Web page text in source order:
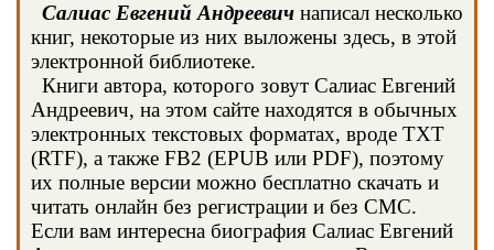
Салиас Евгений Андреевич написал несколько
книг, некоторые из них выложены здесь, в этой
электронной библиотеке.
Книги автора, которого зовут Салиас Евгений
Андреевич, на этом сайте находятся в обычных
электронных текстовых форматах, вроде TXT
(RTF), а также FB2 (EPUB или PDF), поэтому
их полные версии можно бесплатно скачать и
читать онлайн без регистрации и без СМС.
Если вам интересна биография Салиас Евгений